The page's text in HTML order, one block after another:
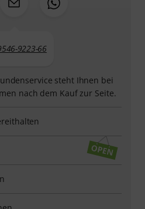
9223-66
steht Ihnen bei
nach dem Kauf zur Seite.